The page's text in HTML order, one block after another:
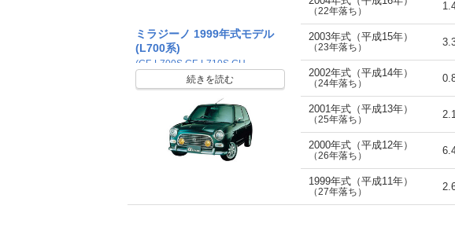
ミラジーノ 1999年式モデル
(L700系)
(GF-L700S,GF-L710S,GH-
L700S,GH-L710S,LA-L700S,LA-
L710S,TA-L700S,TA-L710S,UA-
続きを読む
（22年落ち）
2003年式（平成15年）
（23年落ち）
2002年式（平成14年）
（24年落ち）
2001年式（平成13年）
（25年落ち）
2000年式（平成12年）
（26年落ち）
1999年式（平成11年）
（27年落ち）